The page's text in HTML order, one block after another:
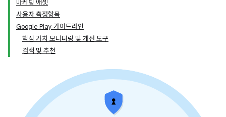
마케팅 애셋
사용자 측정항목
Google Play 가이드라인
핵심 가치 모니터링 및 개선 도구
검색 및 추천